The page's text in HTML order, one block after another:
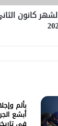
نزيلاً لشهر كانون
بألم
أبشع